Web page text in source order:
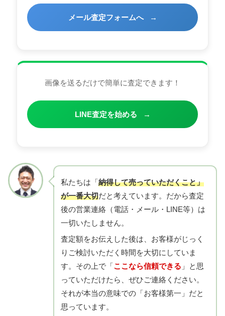
メール査定フォームへ →
画像を送るだけで簡単に査定できます！
LINE査定を始める →
私たちは「納得して売っていただくこと」
が一番大切だと考えています。だから査定
後の営業連絡（電話・メール・LINE等）は
一切いたしません。
査定額をお伝えした後は、お客様がじっく
りご検討いただく時間を大切にしていま
す。その上で「ここなら信頼できる 」と思
っていただけたら、ぜひご連絡ください。
それが本当の意味での「お客様第一」だと
思っています。